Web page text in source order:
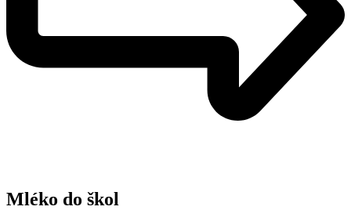
Mléko do škol